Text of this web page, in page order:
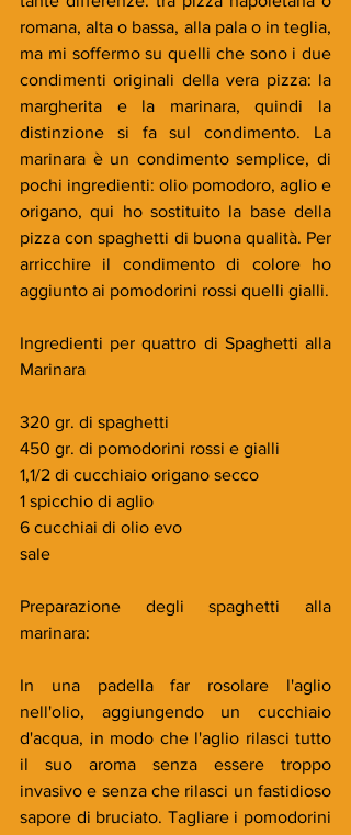
romana, alta o bassa, alla pala o in teglia,
ma mi soffermo su quelli che sono i due
condimenti originali della vera pizza: la
margherita e la marinara, quindi la
distinzione si fa sul condimento. La
marinara è un condimento semplice, di
pochi ingredienti: olio pomodoro, aglio e
origano, qui ho sostituito la base della
pizza con spaghetti di buona qualità. Per
arricchire il condimento di colore ho
aggiunto ai pomodorini rossi quelli gialli.
Ingredienti per quattro di Spaghetti alla
Marinara
320 gr. di spaghetti
450 gr. di pomodorini rossi e gialli
1,1/2 di cucchiaio origano secco
1 spicchio di aglio
6 cucchiai di olio evo
sale
Preparazione degli spaghetti alla
marinara:
In una padella far rosolare l'aglio
nell'olio, aggiungendo un cucchiaio
d'acqua, in modo che l'aglio rilasci tutto
il suo aroma senza essere troppo
invasivo e senza che rilasci un fastidioso
sapore di bruciato. Tagliare i pomodorini